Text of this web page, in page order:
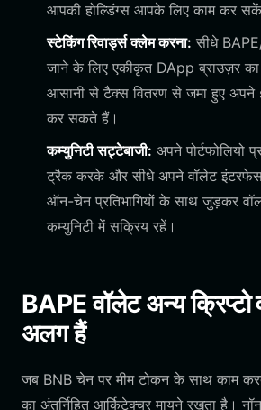
आपकी होल्डिंग्स आपके लिए काम कर
स्टेकिंग रिवार्ड्स क्लेम करना: सीधे
जाने के लिए एकीकृत DApp ब्राउज़र
आसानी से टैक्स वितरण से जमा हुए अपने
कर सकते हैं।
कम्युनिटी सट्टेबाजी: अपने पोर्टफोलियो
ट्रैक करके और सीधे अपने वॉलेट
ऑन-चेन प्रतिभागियों के साथ जुड़कर वॉल
कम्युनिटी में सक्रिय रहें।
BAPE वॉलेट अन्य
अलग हैं
जब BNB चेन पर मीम टोकन के साथ काम
का अंतर्निहित आर्किटेक्चर मायने रखता है।